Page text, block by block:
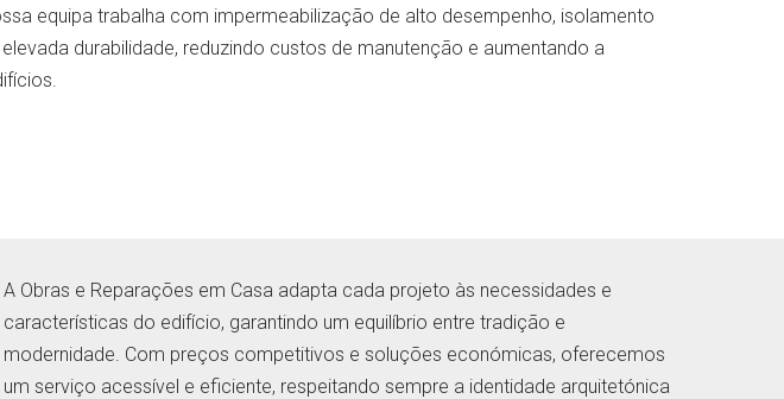
equipa trabalha com impermeabilização de alto desempenho, isolamento
durabilidade, reduzindo custos de manutenção e aumentando a
A Obras e Reparações em Casa adapta cada projeto às necessidades e
características do edifício, garantindo um equilíbrio entre tradição e
modernidade. Com preços competitivos e soluções económicas, oferecemos
um serviço acessível e eficiente, respeitando sempre a identidade arquitetónica